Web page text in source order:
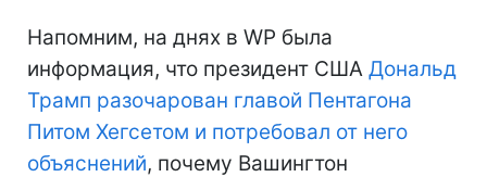
Напомним, на днях в WP была
информация, что президент США Дональд
Трамп разочарован главой Пентагона
Питом Хегсетом и потребовал от него
объяснений, почему Вашингтон